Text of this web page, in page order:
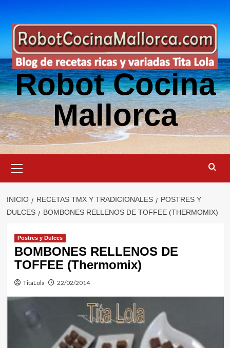
contenido
Robot Cocina
Mallorca
primario
INICIO RECETAS TMX Y TRADICIONALES
POSTRES Y
DULCES
BOMBONES RELLENOS DE TOFFEE (THERMOMIX)
Postres y Dulces
BOMBONES RELLENOS DE
TOFFEE (Thermomix)
TitaLola 22/02/2014